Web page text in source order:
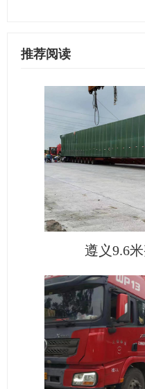
推荐阅读
遵义9.6